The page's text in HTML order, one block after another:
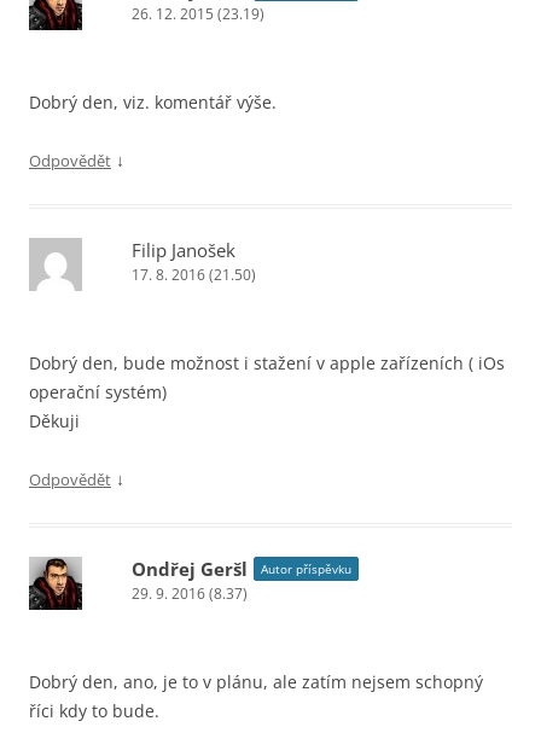
26. 12. 2015 (23.19)
Dobrý den, viz. komentář výše.
Odpovědět ↓
Filip Janošek
17. 8. 2016 (21.50)
Dobrý den, bude možnost i stažení v apple zařízeních ( iOs
operační systém)
Děkuji
Odpovědět ↓
Ondřej Geršl Autor příspěvku
29. 9. 2016 (8.37)
Dobrý den, ano, je to v plánu, ale zatím nejsem schopný
říci kdy to bude.